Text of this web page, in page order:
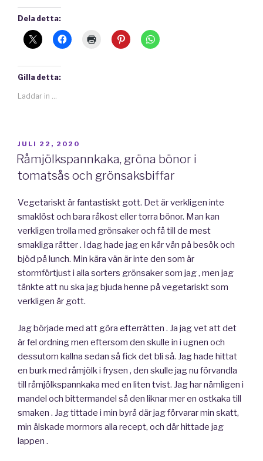
Dela detta:
Gilla detta:
Laddar in …
PUBLICERAT
JULI 22, 2020
Råmjölkspannkaka, gröna bönor i
tomatsås och grönsaksbiffar
Vegetariskt är fantastiskt gott. Det är verkligen inte
smaklöst och bara råkost eller torra bönor. Man kan
verkligen trolla med grönsaker och få till de mest
smakliga rätter . Idag hade jag en kär vän på besök och
bjöd på lunch. Min kära vän är inte den som är
stormförtjust i alla sorters grönsaker som jag , men jag
tänkte att nu ska jag bjuda henne på vegetariskt som
verkligen är gott.
Jag började med att göra efterrätten . Ja jag vet att det
är fel ordning men eftersom den skulle in i ugnen och
dessutom kallna sedan så fick det bli så. Jag hade hittat
en burk med råmjölk i frysen , den skulle jag nu förvandla
till råmjölkspannkaka med en liten tvist. Jag har nämligen i
mandel och bittermandel så den liknar mer en ostkaka till
smaken . Jag tittade i min byrå där jag förvarar min skatt,
min älskade mormors alla recept, och där hittade jag
lappen .